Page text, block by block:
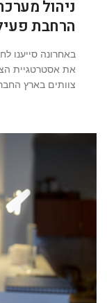
ניהול
הרחבת
באחרונה סייענו
את אסטרטגיית
צוותים בארץ